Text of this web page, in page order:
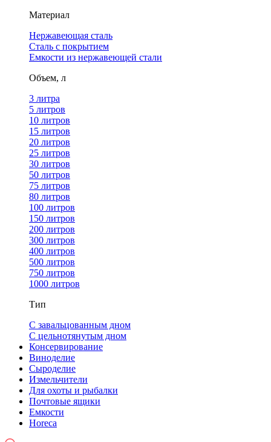
Материал
Нержавеющая сталь
Сталь с покрытием
Емкости из нержавеющей стали
Объем, л
3 литра
5 литров
10 литров
15 литров
20 литров
25 литров
30 литров
50 литров
75 литров
80 литров
100 литров
150 литров
200 литров
300 литров
400 литров
500 литров
750 литров
1000 литров
Тип
С завальцованным дном
С цельнотянутым дном
Консервирование
Виноделие
Сыроделие
Измельчители
Для охоты и рыбалки
Почтовые ящики
Емкости
Horeca